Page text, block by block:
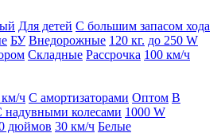
Для детей С большим запасом хода
БУ Внедорожные 120 кг. до 250 W
Складные Рассрочка 100 км/ч
км/ч С амортизаторами Оптом В
надувными колесами 1000 W
дюймов 30 км/ч Белые